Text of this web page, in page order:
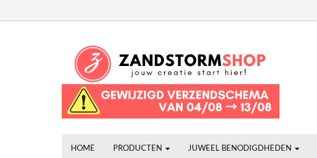
HOME PRODUCTEN JUWEEL BENODIGDHEDEN